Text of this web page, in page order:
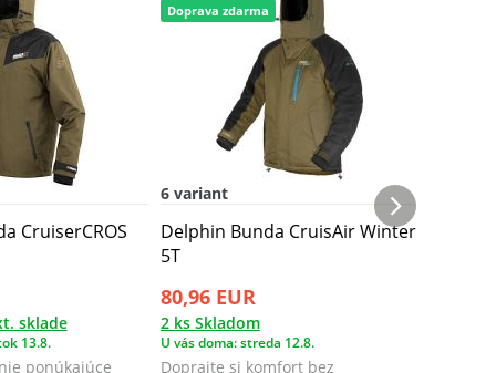
CruiserCROS
sklade
13.8.
ponúkajúce
Doprava zdarma
6 variant
Delphin Bunda CruisAir Winter
5T
80,96 EUR
2 ks Skladom
U vás doma: streda 12.8.
Doprajte si komfort bez